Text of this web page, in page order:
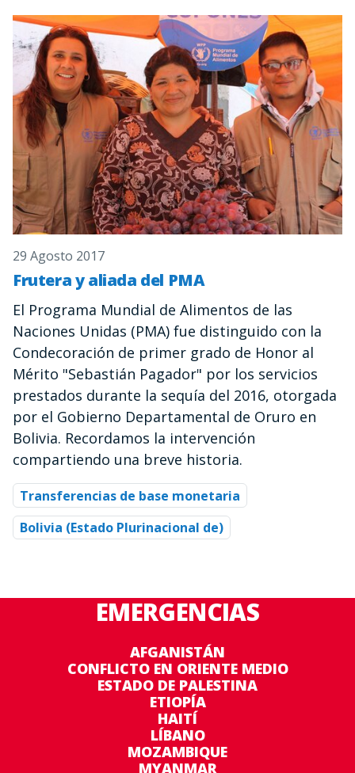
29 Agosto 2017
Frutera y aliada del PMA
El Programa Mundial de Alimentos de las
Naciones Unidas (PMA) fue distinguido con la
Condecoración de primer grado de Honor al
Mérito "Sebastián Pagador" por los servicios
prestados durante la sequía del 2016, otorgada
por el Gobierno Departamental de Oruro en
Bolivia. Recordamos la intervención
compartiendo una breve historia.
Transferencias de base monetaria
Bolivia (Estado Plurinacional de)
EMERGENCIAS
AFGANISTÁN
CONFLICTO EN ORIENTE MEDIO
ESTADO DE PALESTINA
ETIOPÍA
HAITÍ
LÍBANO
MOZAMBIQUE
MYANMAR